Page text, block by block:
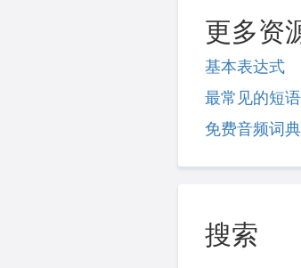
更多资
基本表达式
最常见的短语
免费音频词典
搜索